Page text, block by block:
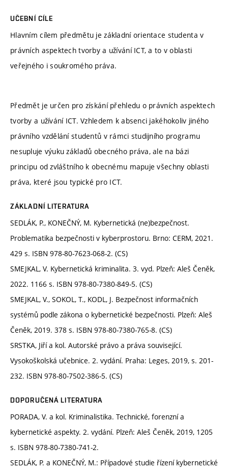
UČEBNÍ CÍLE
Hlavním cílem předmětu je základní orientace studenta v
právních aspektech tvorby a užívání ICT, a to v oblasti
veřejného i soukromého práva.
Předmět je určen pro získání přehledu o právních aspektech
tvorby a užívání ICT. Vzhledem k absenci jakéhokoliv jiného
právního vzdělání studentů v rámci studijního programu
nesupluje výuku základů obecného práva, ale na bázi
principu od zvláštního k obecnému mapuje všechny oblasti
práva, které jsou typické pro ICT.
ZÁKLADNÍ LITERATURA
SEDLÁK, P., KONEČNÝ, M. Kybernetická (ne)bezpečnost.
Problematika bezpečnosti v kyberprostoru. Brno: CERM, 2021.
429 s. ISBN 978-80-7623-068-2. (CS)
SMEJKAL, V. Kybernetická kriminalita. 3. vyd. Plzeň: Aleš Čeněk,
2022. 1166 s. ISBN 978-80-7380-849-5. (CS)
SMEJKAL, V., SOKOL, T., KODL, J. Bezpečnost informačních
systémů podle zákona o kybernetické bezpečnosti. Plzeň: Aleš
Čeněk, 2019. 378 s. ISBN 978-80-7380-765-8. (CS)
SRSTKA, Jiří a kol. Autorské právo a práva související.
Vysokoškolská učebnice. 2. vydání. Praha: Leges, 2019, s. 201-
232. ISBN 978-80-7502-386-5. (CS)
DOPORUČENÁ LITERATURA
PORADA, V. a kol. Kriminalistika. Technické, forenzní a
kybernetické aspekty. 2. vydání. Plzeň: Aleš Čeněk, 2019, 1205
s. ISBN 978-80-7380-741-2.
SEDLÁK, P. a KONEČNÝ, M.: Případové studie řízení kybernetické